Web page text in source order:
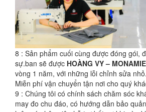
8 : Sản phẩm cuối cùng được đóng gói,
sự.ban sẽ được HOÀNG VY – MONAMIE
vòng 1 năm, với những lỗi chỉnh sửa nhỏ.
Miễn phí vận chuyển tận nơi cho quý
9 : Chúng tôi có chính sách chăm sóc
may đo chu đáo, có hướng dẫn bảo